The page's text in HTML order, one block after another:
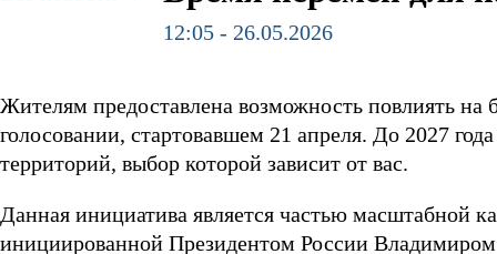
12:05 - 26.05.2026
Жителям предоставлена возможность повлиять на
голосовании, стартовавшем 21 апреля. До 2027
территорий, выбор которой зависит от вас.
Данная инициатива является частью масштабной
инициированной Президентом России